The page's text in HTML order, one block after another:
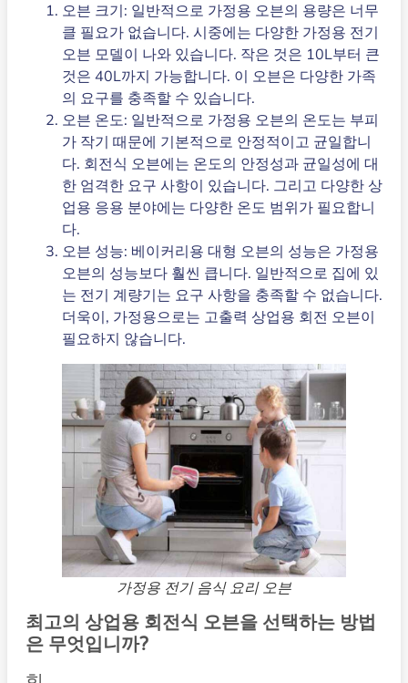
오븐 크기: 일반적으로 가정용 오븐의 용량은 너무
클 필요가 없습니다. 시중에는 다양한 가정용 전기
오븐 모델이 나와 있습니다. 작은 것은 10L부터 큰
것은 40L까지 가능합니다. 이 오븐은 다양한 가족
의 요구를 충족할 수 있습니다.
오븐 온도: 일반적으로 가정용 오븐의 온도는 부피
가 작기 때문에 기본적으로 안정적이고 균일합니
다. 회전식 오븐에는 온도의 안정성과 균일성에 대
한 엄격한 요구 사항이 있습니다. 그리고 다양한 상
업용 응용 분야에는 다양한 온도 범위가 필요합니
다.
오븐 성능: 베이커리용 대형 오븐의 성능은 가정용
오븐의 성능보다 훨씬 큽니다. 일반적으로 집에 있
는 전기 계량기는 요구 사항을 충족할 수 없습니다.
더욱이, 가정용으로는 고출력 상업용 회전 오븐이
필요하지 않습니다.
가정용 전기 음식 요리 오븐
최고의 상업용 회전식 오븐을 선택하는 방법
은 무엇입니까?